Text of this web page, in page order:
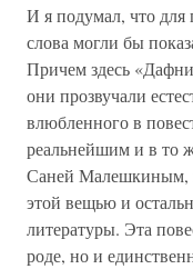
И я подумал, что для
слова могли бы
Причем здесь
они прозвучали
влюбленного в
реальнейшим и в то
Саней Малешкиным,
этой вещью и
литературы. Эта
роде, но и